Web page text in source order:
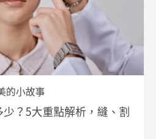
的小故事
？5大重點解析，縫、割